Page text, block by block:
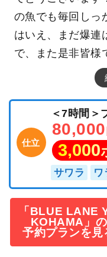
の魚でも毎回しっ
はいえ、まだ爆連
で、また是非皆様
仕立
＜7時間
80,000
3,000
サワラ ワ
「BLUE LANE
KOHAMA」の
予約プランを見